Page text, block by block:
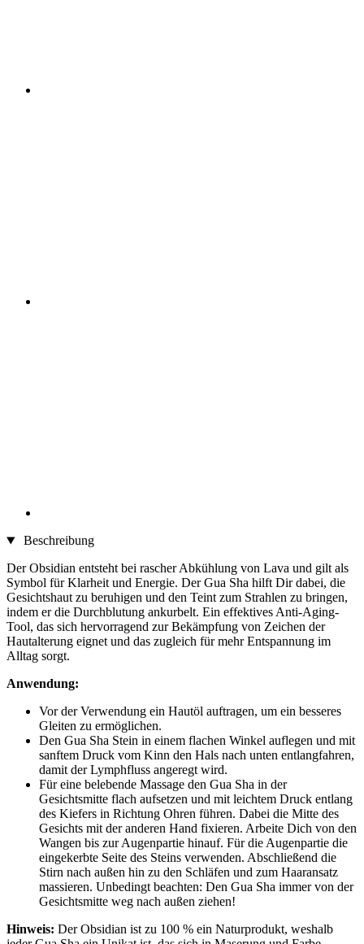
Beschreibung
Der Obsidian entsteht bei rascher Abkühlung von Lava und gilt als
Symbol für Klarheit und Energie. Der Gua Sha hilft Dir dabei, die
Gesichtshaut zu beruhigen und den Teint zum Strahlen zu bringen,
indem er die Durchblutung ankurbelt. Ein effektives Anti-Aging-
Tool, das sich hervorragend zur Bekämpfung von Zeichen der
Hautalterung eignet und das zugleich für mehr Entspannung im
Alltag sorgt.
Anwendung:
Vor der Verwendung ein Hautöl auftragen, um ein besseres
Gleiten zu ermöglichen.
Den Gua Sha Stein in einem flachen Winkel auflegen und mit
sanftem Druck vom Kinn den Hals nach unten entlangfahren,
damit der Lymphfluss angeregt wird.
Für eine belebende Massage den Gua Sha in der
Gesichtsmitte flach aufsetzen und mit leichtem Druck entlang
des Kiefers in Richtung Ohren führen. Dabei die Mitte des
Gesichts mit der anderen Hand fixieren. Arbeite Dich von den
Wangen bis zur Augenpartie hinauf. Für die Augenpartie die
eingekerbte Seite des Steins verwenden. Abschließend die
Stirn nach außen hin zu den Schläfen und zum Haaransatz
massieren. Unbedingt beachten: Den Gua Sha immer von der
Gesichtsmitte weg nach außen ziehen!
Hinweis: Der Obsidian ist zu 100 % ein Naturprodukt, weshalb